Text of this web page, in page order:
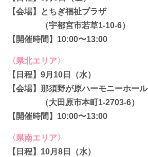
【会場】とちぎ福祉プラザ
（宇都宮市若草1-10-6）
【開催時間】10:00〜13:00
〈県北エリア〉
【日程】9月10日（水）
【会場】那須野が原ハーモニーホール
（大田原市本町1-2703-6）
【開催時間】10:00〜13:00
〈県南エリア〉
【日程】10月8日（水）